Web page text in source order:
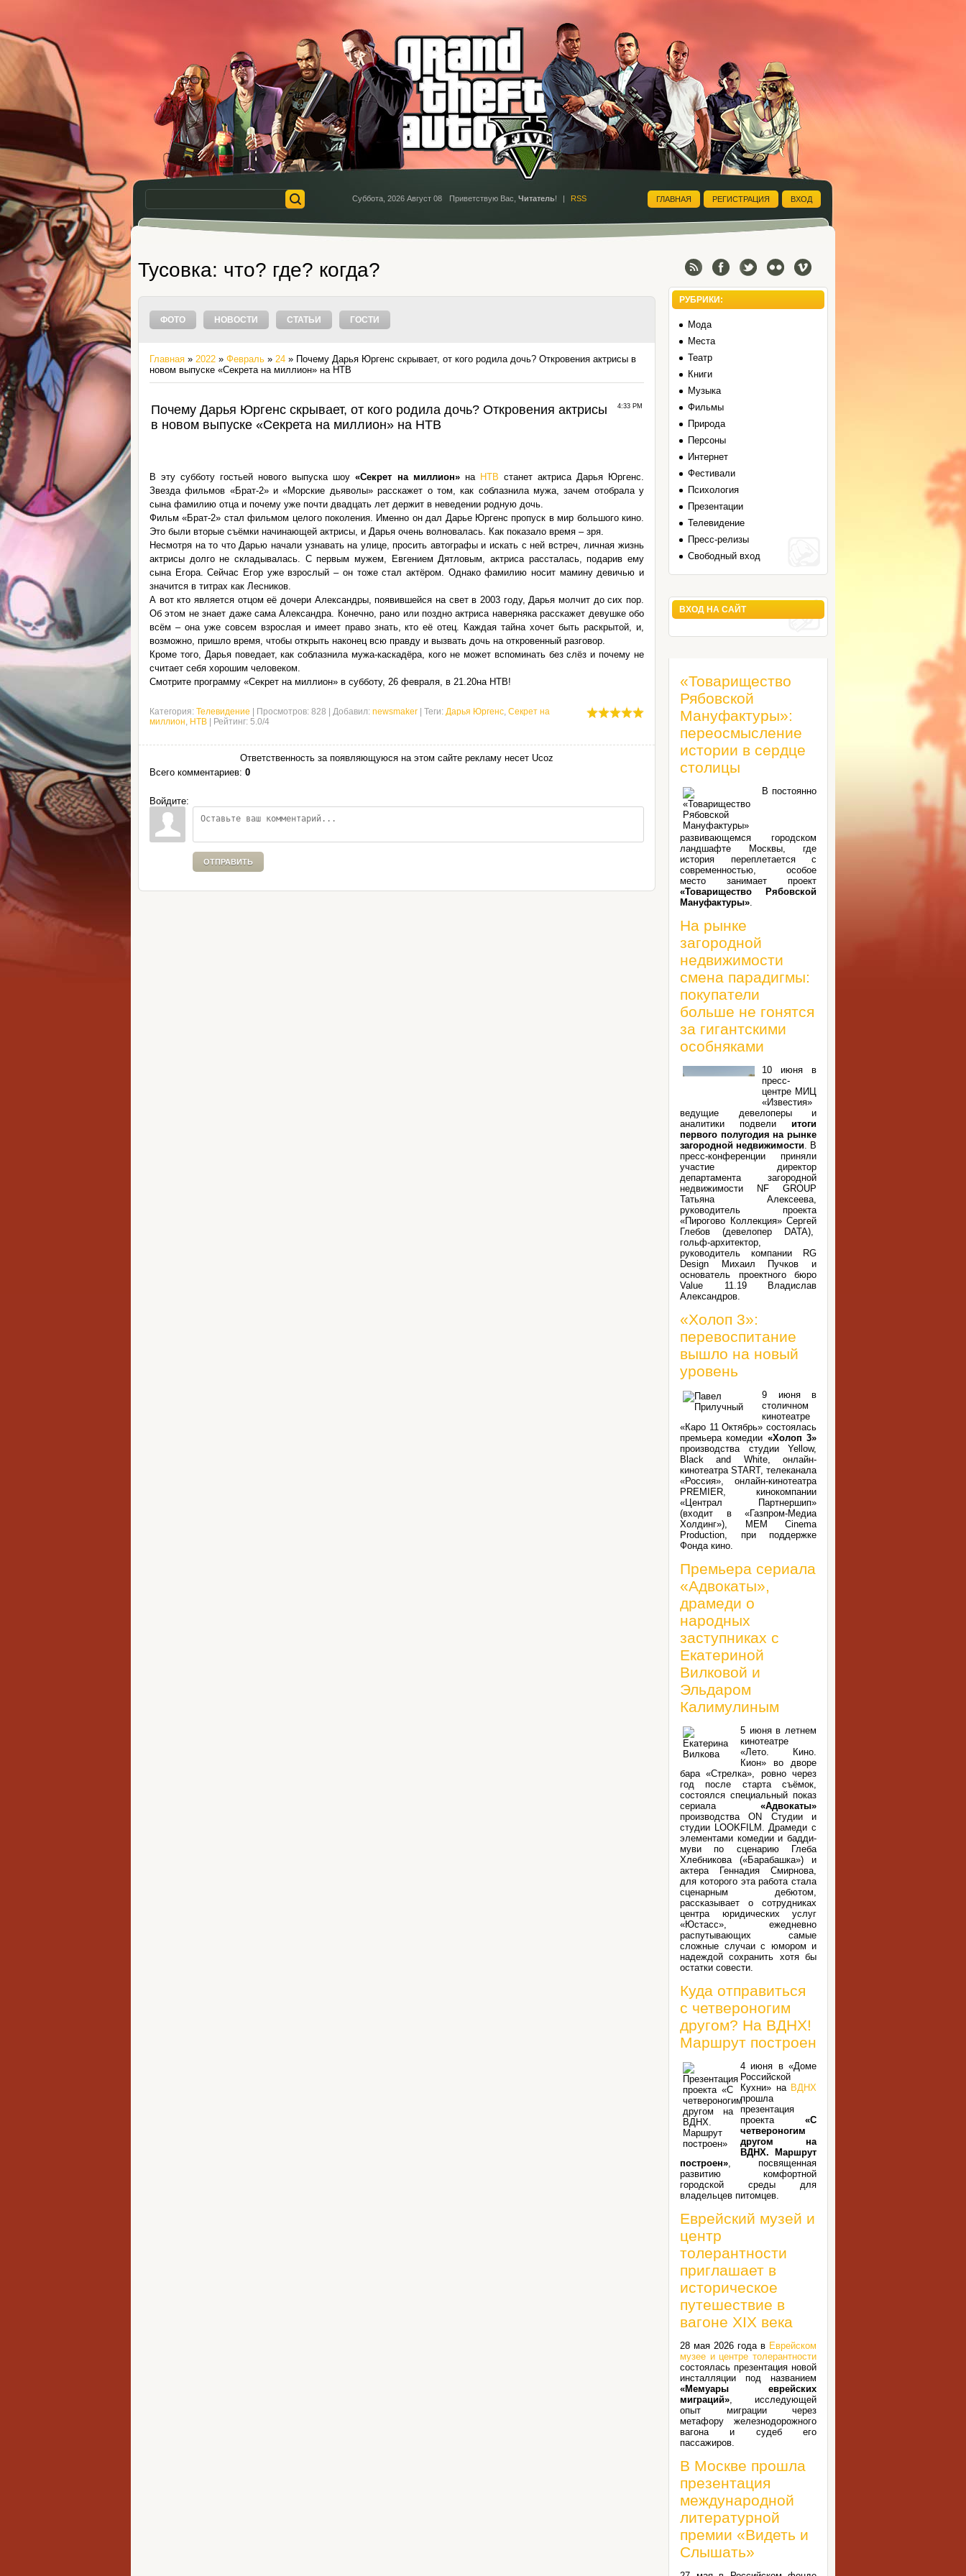
Суббота, 2026 Август 08 Приветствую Вас ,Читатель! | RSS ГЛАВНАЯ РЕГИСТРАЦИЯ ВХОД
Тусовка: что? где? когда?
ФОТО НОВОСТИ СТАТЬИ ГОСТИ
Главная » 2022 » Февраль » 24 » Почему Дарья Юргенс скрывает, от кого родила дочь? Откровения актрисы в
новом выпуске «Секрета на миллион» на НТВ
4:33 PM
Почему Дарья Юргенс скрывает, от кого родила дочь? Откровения актрисы
в новом выпуске «Секрета на миллион» на НТВ
В эту субботу гостьей нового выпуска шоу«Секрет на миллион»на НТВ станет актриса Дарья Юргенс.
Звезда фильмов «Брат-2» и «Морские дьяволы» расскажет о том, как соблазнила мужа, зачем отобрала у
сына фамилию отца и почему уже почти двадцать лет держит в неведении родную дочь.
Фильм «Брат-2» стал фильмом целого поколения. Именно он дал Дарье Юргенс пропуск в мир большого кино.
Это были вторые съёмки начинающей актрисы, и Дарья очень волновалась. Как показало время – зря.
Несмотря на то что Дарью начали узнавать на улице, просить автографы и искать с ней встреч, личная жизнь
актрисы долго не складывалась. С первым мужем, Евгением Дятловым, актриса рассталась, подарив ему
сына Егора. Сейчас Егор уже взрослый – он тоже стал актёром. Однако фамилию носит мамину девичью и
значится в титрах как Лесников.
А вот кто является отцом её дочери Александры, появившейся на свет в 2003 году, Дарья молчит до сих пор.
Об этом не знает даже сама Александра. Конечно, рано или поздно актриса наверняка расскажет девушке обо
всём – она уже совсем взрослая и имеет право знать, кто её отец. Каждая тайна хочет быть раскрытой, и,
возможно, пришло время, чтобы открыть наконец всю правду и вызвать дочь на откровенный разговор.
Кроме того, Дарья поведает, как соблазнила мужа-каскадёра, кого не может вспоминать без слёз и почему не
считает себя хорошим человеком.
Смотрите программу «Секрет на миллион» в субботу, 26 февраля, в 21.20на НТВ!
Категория: Телевидение Просмотров: 828 Добавил: newsmaker Теги: Дарья Юргенс, Секрет на
миллион, НТВ Рейтинг: 5.0/4
Ответственность за появляющуюся на этом сайте рекламу несет Ucoz
Всего комментариев: 0
Войдите:
ОТПРАВИТЬ
РУБРИКИ:
Мода
Места
Театр
Книги
Музыка
Фильмы
Природа
Персоны
Интернет
Фестивали
Психология
Презентации
Телевидение
Пресс-релизы
Свободный вход
ВХОД НА САЙТ
«Товарищество
Рябовской
Мануфактуры»:
переосмысление
истории в сердце
столицы
В постоянно
развивающемся городском
ландшафте Москвы, где
история переплетается с
современностью, особое
место занимает проект
«Товарищество Рябовской
Мануфактуры».
На рынке
загородной
недвижимости
смена парадигмы:
покупатели
больше не гонятся
за гигантскими
особняками
10 июня в
пресс-
центре МИЦ
«Известия»
ведущие девелоперы и
аналитики подвели итоги
первого полугодия на рынке
загородной недвижимости. В
пресс-конференции приняли
участие директор
департамента загородной
недвижимости NF GROUP
Татьяна Алексеева,
руководитель проекта
«Пирогово Коллекция» Сергей
Глебов (девелопер DATA),
гольф-архитектор,
руководитель компании RG
Design Михаил Пучков и
основатель проектного бюро
Value 11.19 Владислав
Александров.
«Холоп 3»:
перевоспитание
вышло на новый
уровень
9 июня в
столичном
кинотеатре
«Каро 11 Октябрь» состоялась
премьера комедии «Холоп 3»
производства студии Yellow,
Black and White, онлайн-
кинотеатра START, телеканала
«Россия», онлайн-кинотеатра
PREMIER, кинокомпании
«Централ Партнершип»
(входит в «Газпром-Медиа
Холдинг»), MEM Cinema
Production, при поддержке
Фонда кино.
Премьера сериала
«Адвокаты»,
драмеди о
народных
заступниках с
Екатериной
Вилковой и
Эльдаром
Калимулиным
5 июня в летнем
кинотеатре
«Лето. Кино.
Кион» во дворе
бара «Стрелка», ровно через
год после старта съёмок,
состоялся специальный показ
сериала «Адвокаты»
производства ON Студии и
студии LOOKFILM. Драмеди с
элементами комедии и бадди-
муви по сценарию Глеба
Хлебникова («Барабашка») и
актера Геннадия Смирнова,
для которого эта работа стала
сценарным дебютом,
рассказывает о сотрудниках
центра юридических услуг
«Юстасс», ежедневно
распутывающих самые
сложные случаи с юмором и
надеждой сохранить хотя бы
остатки совести.
Куда отправиться
с четвероногим
другом? На ВДНХ!
Маршрут построен
4 июня в «Доме
Российской
Кухни» на ВДНХ
прошла
презентация
проекта «С
четвероногим
другом на
ВДНХ. Маршрут
построен», посвященная
развитию комфортной
городской среды для
владельцев питомцев.
Еврейский музей и
центр
толерантности
приглашает в
историческое
путешествие в
вагоне XIX века
28 мая 2026 года в Еврейском
музее и центре толерантности
состоялась презентация новой
инсталляции под названием
«Мемуары еврейских
миграций», исследующей
опыт миграции через
метафору железнодорожного
вагона и судеб его
пассажиров.
В Москве прошла
презентация
международной
литературной
премии «Видеть и
Слышать»